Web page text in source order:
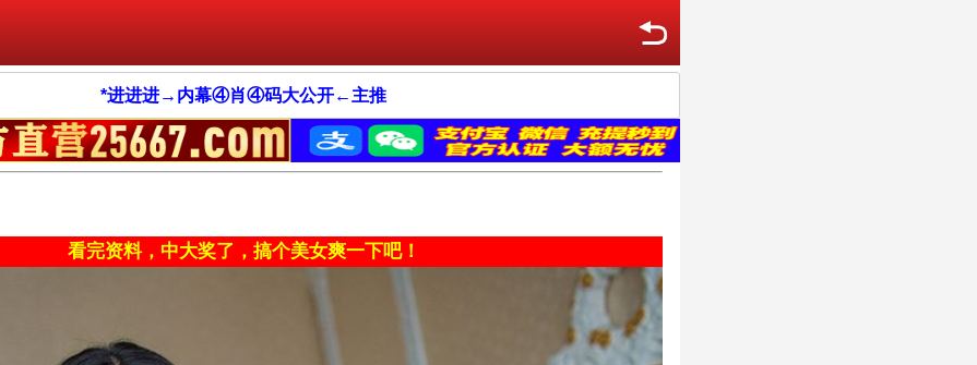
*进进进→内幕④肖④码大公开←主推
看完资料，中大奖了，搞个美女爽一下吧！